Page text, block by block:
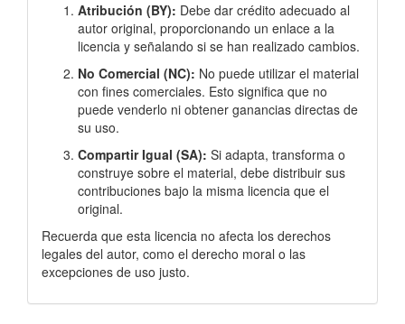
Atribución (BY): Debe dar crédito adecuado al
autor original, proporcionando un enlace a la
licencia y señalando si se han realizado cambios.
No Comercial (NC): No puede utilizar el material
con fines comerciales. Esto significa que no
puede venderlo ni obtener ganancias directas de
su uso.
Compartir Igual (SA): Si adapta, transforma o
construye sobre el material, debe distribuir sus
contribuciones bajo la misma licencia que el
original.
Recuerda que esta licencia no afecta los derechos
legales del autor, como el derecho moral o las
excepciones de uso justo.